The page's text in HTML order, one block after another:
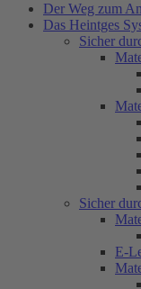
Der Weg zum
Das Heintges
Sicher
Sicher
E-